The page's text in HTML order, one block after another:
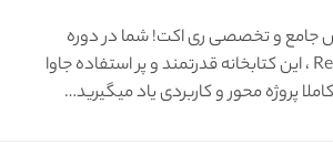
آموزش جامع و تخصصی ری اکت! شما در دوره
آموزش ری اکت ReactJS ، این کتابخانه قدرتمند و پر استفاده جاوا
پروژه محور و کاربردی یاد میگیرید…